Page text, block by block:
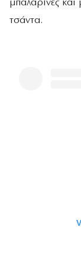
μπαλαρίνες
τσάντα.